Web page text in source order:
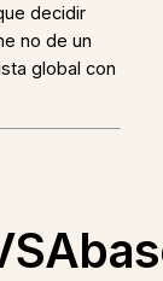
decidir
no de un
global con